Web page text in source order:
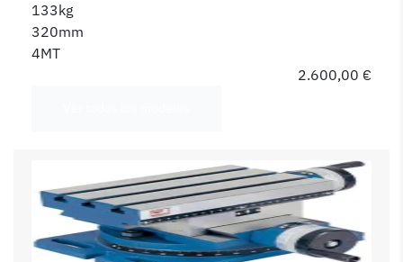
133kg
320mm
4MT
2.600,00 €